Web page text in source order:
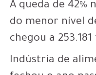
A queda de 42%
do menor nível
chegou a
Indústria de